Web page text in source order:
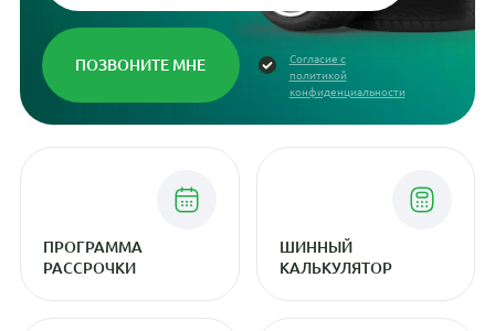
Согласие с
политикой
конфиденциальности
ПРОГРАММА
РАССРОЧКИ
ШИННЫЙ
КАЛЬКУЛЯТОР